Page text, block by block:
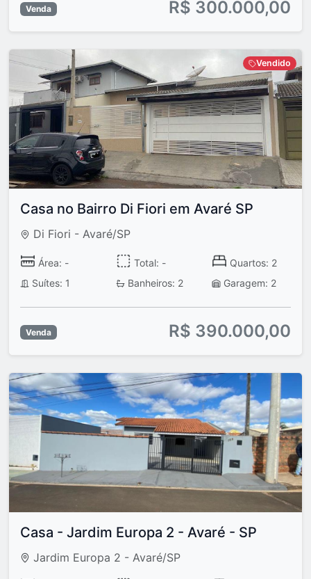
Venda R$ 300.000,00
Vendido
Casa no Bairro Di Fiori em Avaré SP
Di Fiori - Avaré/SP
Área: - Total: -
Quartos: 2
Suítes: 1
Banheiros: 2 Garagem: 2
Venda R$ 390.000,00
Casa - Jardim Europa 2 - Avaré - SP
Jardim Europa 2 - Avaré/SP